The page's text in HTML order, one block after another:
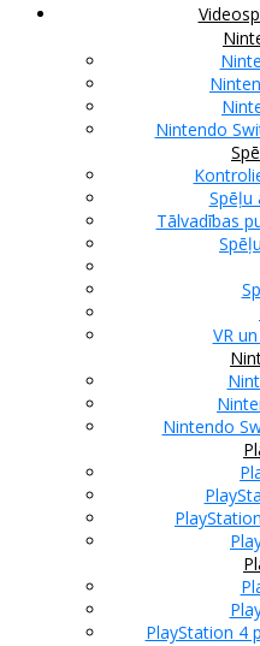
Nintendo
Spēļu
Tālvadības
VR
Nintendo
PlayStation 4